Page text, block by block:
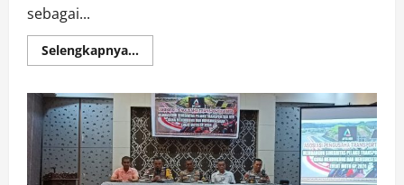
sebagai...
Selengkapnya...Read
more
Sumbawa
Nusantara
Fair,
Lebih
Besar
Lebih
Meriah